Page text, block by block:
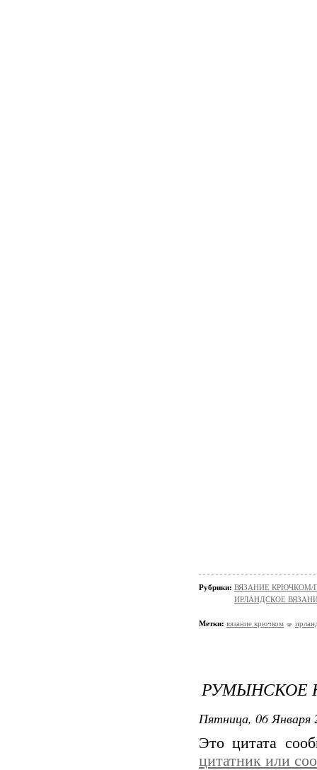
Рубрики: ВЯЗАНИЕ КРЮЧКОМ/
ИРЛАНДСКОЕ
Метки: вязание крючком
РУМЫНСКОЕ
Пятница, 06 Января
Это цитата
цитатник или